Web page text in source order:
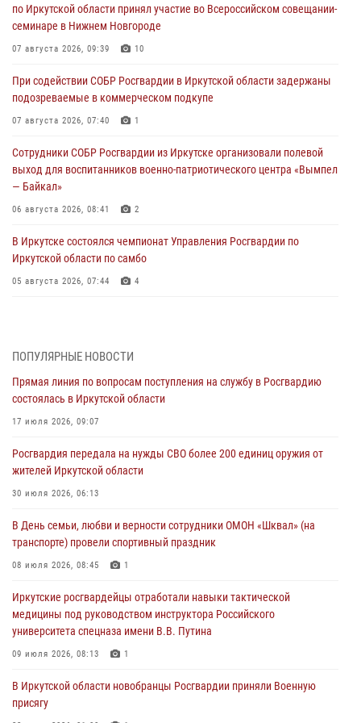
по Иркутской области принял участие во Всероссийском совещании-
семинаре в Нижнем Новгороде
07 августа 2026, 09:39 10
При содействии СОБР Росгвардии в Иркутской области задержаны
подозреваемые в коммерческом подкупе
07 августа 2026, 07:40 1
Сотрудники СОБР Росгвардии из Иркутске организовали полевой
выход для воспитанников военно-патриотического центра «Вымпел
— Байкал»
06 августа 2026, 08:41 2
В Иркутске состоялся чемпионат Управления Росгвардии по
Иркутской области по самбо
05 августа 2026, 07:44 4
04 августа 2026, 07:14 3
Росгвардейцы потушили загоревшийся автомобиль в Иркутске
03 августа 2026, 04:55
Дню Воздушно-десантных войск в Иркутской области
03 августа 2026, 03:32
сердца к сердцу» (видео)
31 июля 2026, 04:37
пропавшую пожилую женщину в Иркутске
30 июля 2026, 07:37
ПОПУЛЯРНЫЕ НОВОСТИ
Прямая линия по вопросам поступления на службу в Росгвардию
состоялась в Иркутской области
17 июля 2026, 09:07
Росгвардия передала на нужды СВО более 200 единиц оружия от
жителей Иркутской области
30 июля 2026, 06:13
В День семьи, любви и верности сотрудники ОМОН «Шквал» (на
транспорте) провели спортивный праздник
08 июля 2026, 08:45 1
Иркутские росгвардейцы отработали навыки тактической
медицины под руководством инструктора Российского
университета спецназа имени В.В. Путина
09 июля 2026, 08:13 1
В Иркутской области новобранцы Росгвардии приняли Военную
присягу